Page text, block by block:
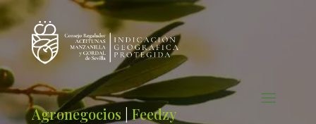
Agronegocios Feedzy